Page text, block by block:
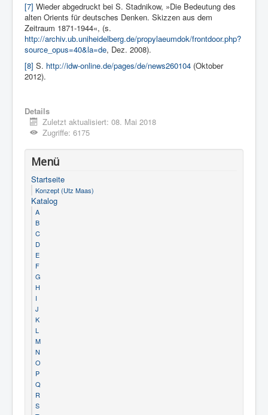
[7] Wieder abgedruckt bei S. Stadnikow, »Die Bedeutung des
alten Orients für deutsches Denken. Skizzen aus dem
Zeitraum 1871-1944«, (s.
http://archiv.ub.uniheidelberg.de/propylaeumdok/frontdoor.php?
source_opus=40&la=de, Dez. 2008).
[8] S. http://idw-online.de/pages/de/news260104 (Oktober
2012).
Details
Zuletzt aktualisiert: 08. Mai 2018
Zugriffe: 6175
Menü
Startseite
Konzept (Utz Maas)
Katalog
A
B
C
D
E
F
G
H
I
J
K
L
M
N
O
P
Q
R
S